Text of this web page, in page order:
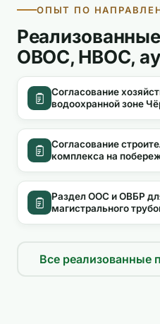
ОПЫТ ПО
ОВОС, НВОС,
Согласование
водоохранной зоне
Согласование
комплекса на
Раздел ООС и ОВБР
магистрального
Все реализованные